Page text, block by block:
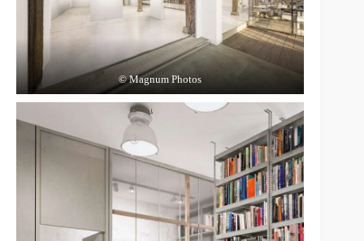
© Magnum Photos